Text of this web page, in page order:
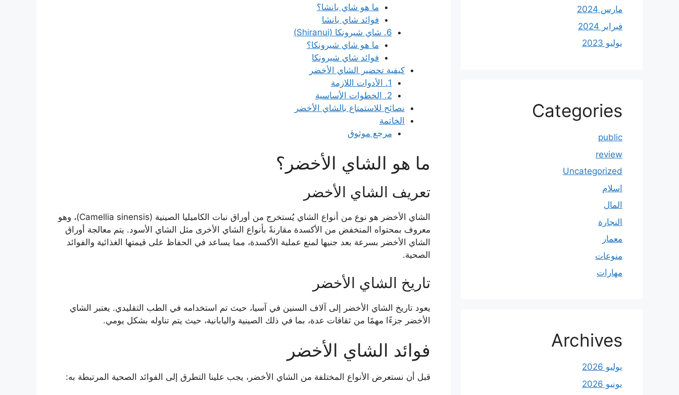
ما هو شاي بانشا؟
فوائد شاي بانشا
6. شاي شيرونكا (Shiranui)
ما هو شاي شيرونكا؟
فوائد شاي شيرونكا
كيفية تحضير الشاي الأخضر
1. الأدوات اللازمة
2. الخطوات الأساسية
نصائح للاستمتاع بالشاي الأخضر
الخاتمة
مرجع موثوق
ما هو الشاي الأخضر؟
تعريف الشاي الأخضر
الشاي الأخضر هو نوع من أنواع الشاي يُستخرج من أوراق نبات الكاميليا الصينية (Camellia sinensis)، وهو
معروف بمحتواه المنخفض من الأكسدة مقارنةً بأنواع الشاي الأخرى مثل الشاي الأسود. يتم معالجة أوراق
الشاي الأخضر بسرعة بعد جنيها لمنع عملية الأكسدة، مما يساعد في الحفاظ على قيمتها الغذائية والفوائد
الصحية.
تاريخ الشاي الأخضر
يعود تاريخ الشاي الأخضر إلى آلاف السنين في آسيا، حيث تم استخدامه في الطب التقليدي. يعتبر الشاي
الأخضر جزءًا مهمًا من ثقافات عدة، بما في ذلك الصينية واليابانية، حيث يتم تناوله بشكل يومي.
فوائد الشاي الأخضر
قبل أن نستعرض الأنواع المختلفة من الشاي الأخضر، يجب علينا التطرق إلى الفوائد الصحية المرتبطة به:
مارس 2024
فبراير 2024
يوليو 2023
Categories
public
review
Uncategorized
اسلام
المال
النجارة
معمار
منوعات
مهارات
Archives
يوليو 2026
يونيو 2026